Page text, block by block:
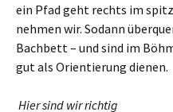
ein Pfad geht rechts im
nehmen wir. Sodann
Bachbett – und sind im
gut als Orientierung dienen.
Hier sind wir richtig